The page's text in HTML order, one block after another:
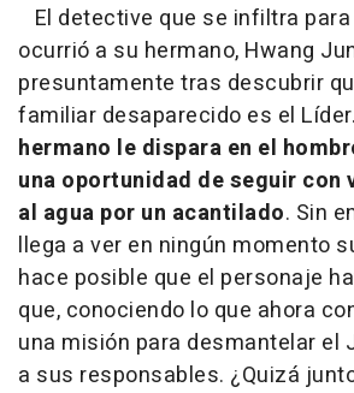
El detective que se infiltra
ocurrió a su hermano, Hwang
presuntamente tras descubrir
familiar desaparecido es el Líder.
hermano le dispara en el
una oportunidad de seguir con
al agua por un acantilado. Sin
llega a ver en ningún momento
hace posible que el personaje
que, conociendo lo que ahora
una misión para desmantelar el
a sus responsables. ¿Quizá